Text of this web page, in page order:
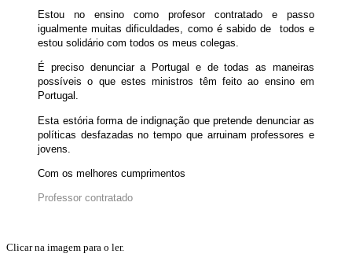
Estou no ensino como profesor contratado e passo
igualmente muitas dificuldades, como é sabido de todos e
estou solidário com todos os meus colegas.
É preciso denunciar a Portugal e de todas as maneiras
possíveis o que estes ministros têm feito ao ensino em
Portugal.
Esta estória forma de indignação que pretende denunciar as
políticas desfazadas no tempo que arruinam professores e
jovens.
Com os melhores cumprimentos
Professor contratado
Clicar na imagem para o ler.